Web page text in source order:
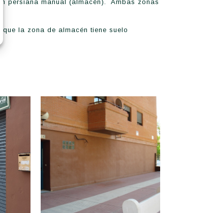
persiana manual (almacén). Ambas zonas
la zona de almacén tiene suelo